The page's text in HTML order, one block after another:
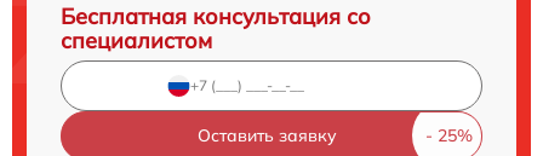
Бесплатная консультация со
специалистом
Оставить заявку